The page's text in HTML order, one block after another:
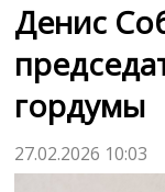
Денис
гордумы
27.02.2026 10:03